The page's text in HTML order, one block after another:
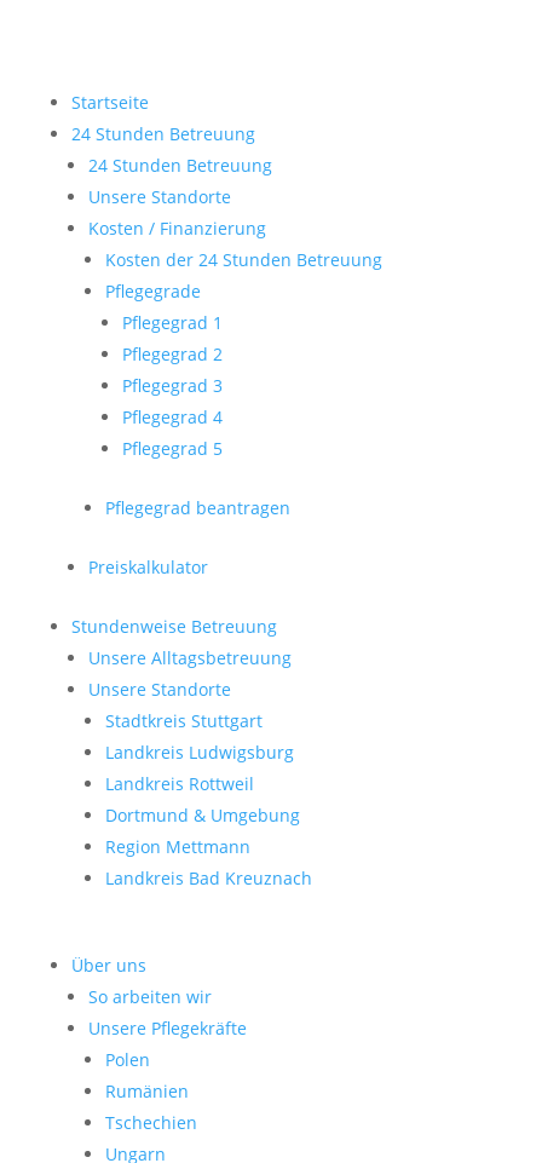
Startseite
24 Stunden Betreuung
24 Stunden Betreuung
Unsere Standorte
Kosten / Finanzierung
Kosten der 24 Stunden Betreuung
Pflegegrade
Pflegegrad 1
Pflegegrad 2
Pflegegrad 3
Pflegegrad 4
Pflegegrad 5
Pflegegrad beantragen
Preiskalkulator
Stundenweise Betreuung
Unsere Alltagsbetreuung
Unsere Standorte
Stadtkreis Stuttgart
Landkreis Ludwigsburg
Landkreis Rottweil
Dortmund & Umgebung
Region Mettmann
Landkreis Bad Kreuznach
Über uns
So arbeiten wir
Unsere Pflegekräfte
Polen
Rumänien
Tschechien
Ungarn